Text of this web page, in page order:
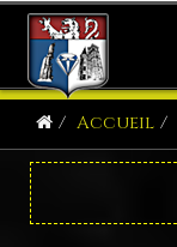
Accueil